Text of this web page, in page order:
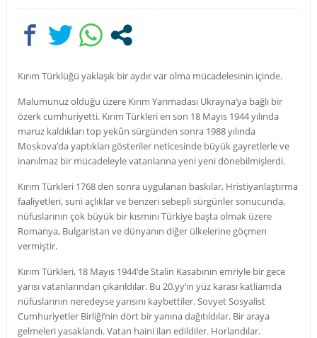
Kırım Türklüğü yaklaşık bir aydır var olma mücadelesinin içinde.
Malumunuz olduğu üzere Kırım Yarımadası Ukrayna’ya bağlı bir
özerk cumhuriyetti. Kırım Türkleri en son 18 Mayıs 1944 yılında
maruz kaldıkları top yekûn sürgünden sonra 1988 yılında
Moskova’da yaptıkları gösteriler neticesinde büyük gayretlerle ve
inanılmaz bir mücadeleyle vatanlarına yeni yeni dönebilmişlerdi.
Kırım Türkleri 1768 den sonra uygulanan baskılar, Hristiyanlaştırma
faaliyetleri, suni açlıklar ve benzeri sebepli sürgünler sonucunda,
nüfuslarının çok büyük bir kısmını Türkiye başta olmak üzere
Romanya, Bulgaristan ve dünyanın diğer ülkelerine göçmen
vermiştir.
Kırım Türkleri, 18 Mayıs 1944’de Stalin Kasabının emriyle bir gece
yarısı vatanlarından çıkarıldılar. Bu 20.yy’ın yüz karası katliamda
nüfuslarının neredeyse yarısını kaybettiler. Sovyet Sosyalist
Cumhuriyetler Birliği’nin dört bir yanına dağıtıldılar. Bir araya
gelmeleri yasaklandı. Vatan haini ilan edildiler. Horlandılar.